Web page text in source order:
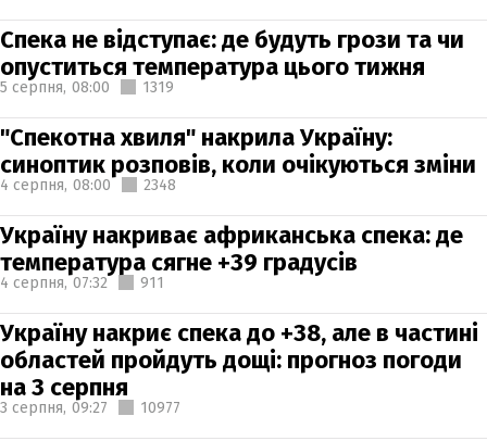
Спека не відступає: де будуть грози та чи
опуститься температура цього тижня
5 серпня, 08:00 1319
"Спекотна хвиля" накрила Україну:
синоптик розповів, коли очікуються зміни
4 серпня, 08:00 2348
Україну накриває африканська спека: де
температура сягне +39 градусів
4 серпня, 07:32 911
Україну накриє спека до +38, але в частині
областей пройдуть дощі: прогноз погоди
на 3 серпня
3 серпня, 09:27 10977